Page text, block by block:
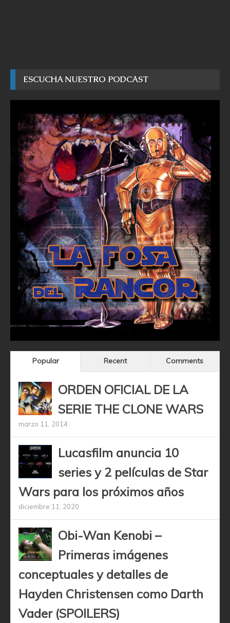
ESCUCHA NUESTRO PODCAST
Popular Recent Comments
ORDEN OFICIAL DE LA
SERIE THE CLONE WARS
marzo 11, 2014
Lucasfilm anuncia 10
series y 2 películas de Star
Wars para los próximos años
diciembre 11, 2020
Obi-Wan Kenobi –
Primeras imágenes
conceptuales y detalles de
Hayden Christensen como Darth
Vader (SPOILERS)